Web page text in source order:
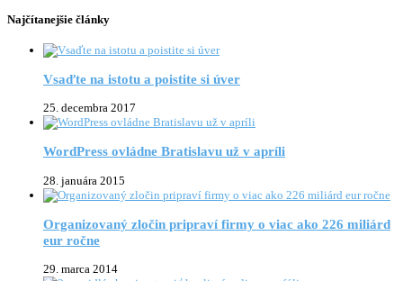
Najčítanejšie články
Vsaďte na istotu a poistite si úver
25. decembra 2017
WordPress ovládne Bratislavu už v apríli
28. januára 2015
Organizovaný zločin pripraví firmy o viac ako 226 miliárd
eur ročne
29. marca 2014